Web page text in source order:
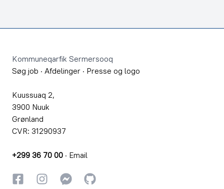
Kommuneqarfik Sermersooq
Søg job · Afdelinger · Presse og logo
Kuussuaq 2,
3900 Nuuk
Grønland
CVR: 31290937
+299 36 70 00 · Email
FacebookInstagramInstagram
GitHub